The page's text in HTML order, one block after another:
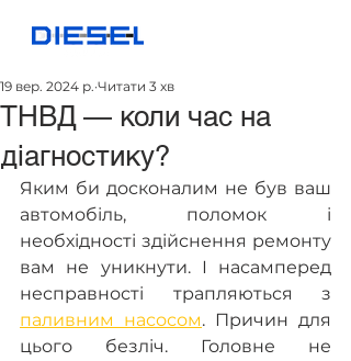
ТНВД — коли час на
діагностику?
19 вер. 2024 р. Читати 3 хв
Яким би досконалим не був ваш
автомобіль, поломок і
необхідності здійснення ремонту
вам не уникнути. І насамперед
паливним насосом. Причин для
цього безліч. Головне не